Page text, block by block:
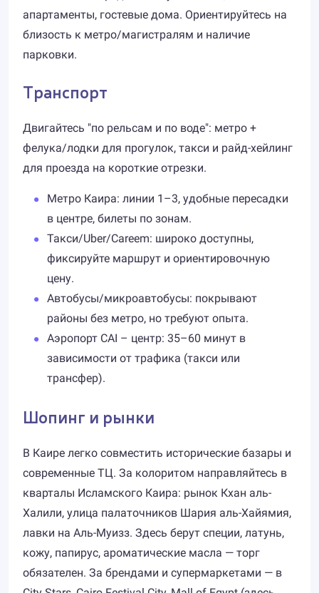
апартаменты, гостевые дома. Ориентируйтесь на
близость к метро/магистралям и наличие
парковки.
Транспорт
Двигайтесь "по рельсам и по воде": метро +
фелука/лодки для прогулок, такси и райд-хейлинг
для проезда на короткие отрезки.
Метро Каира: линии 1–3, удобные пересадки
в центре, билеты по зонам.
Такси/Uber/Careem: широко доступны,
фиксируйте маршрут и ориентировочную
цену.
Автобусы/микроавтобусы: покрывают
районы без метро, но требуют опыта.
Аэропорт CAI – центр: 35–60 минут в
зависимости от трафика (такси или
трансфер).
Шопинг и рынки
В Каире легко совместить исторические базары и
современные ТЦ. За колоритом направляйтесь в
кварталы Исламского Каира: рынок Кхан аль-
Халили, улица палаточников Шария аль-Хайямия,
лавки на Аль-Муизз. Здесь берут специи, латунь,
кожу, папирус, ароматические масла — торг
обязателен. За брендами и супермаркетами — в